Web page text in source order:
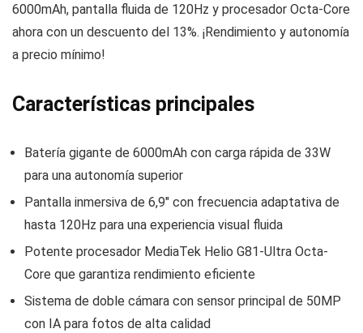
6000mAh, pantalla fluida de 120Hz y procesador Octa-Core
ahora con un descuento del 13%. ¡Rendimiento y autonomía
a precio mínimo!
Características principales
Batería gigante de 6000mAh con carga rápida de 33W
para una autonomía superior
Pantalla inmersiva de 6,9″ con frecuencia adaptativa de
hasta 120Hz para una experiencia visual fluida
Potente procesador MediaTek Helio G81-Ultra Octa-
Core que garantiza rendimiento eficiente
Sistema de doble cámara con sensor principal de 50MP
con IA para fotos de alta calidad